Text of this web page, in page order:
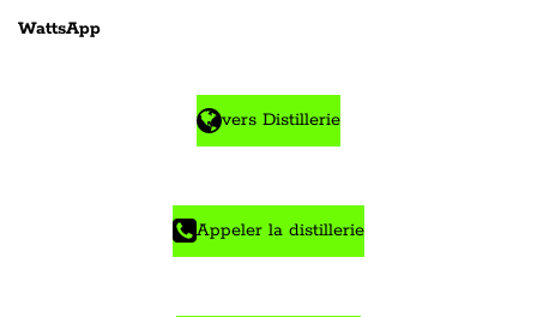
WattsApp
vers Distillerie
Appeler la distillerie